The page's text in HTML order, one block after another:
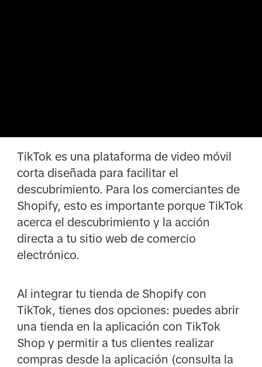
TikTok es una plataforma de video móvil
corta diseñada para facilitar el
descubrimiento. Para los comerciantes de
Shopify, esto es importante porque TikTok
acerca el descubrimiento y la acción
directa a tu sitio web de comercio
electrónico.
Al integrar tu tienda de Shopify con
TikTok, tienes dos opciones: puedes abrir
una tienda en la aplicación con TikTok
Shop y permitir a tus clientes realizar
compras desde la aplicación (consulta la